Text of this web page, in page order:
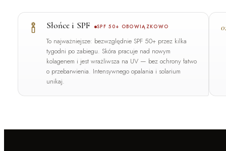
Słońce i SPF SPF 50+ OBOWIĄZKOWO
To najważniejsze: bezwzględnie SPF 50+przez kilka
tygodni po zabiegu. Skóra pracuje nad nowym
kolagenem i jest wrażliwsza na UV — bez ochrony łatwo
o przebarwienia. Intensywnego opalania i solarium
unikaj.